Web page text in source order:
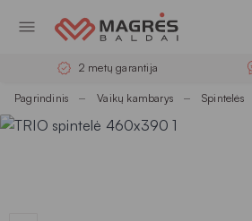
2 metų garantija
Pagrindinis Vaikų kambarys Spintelės